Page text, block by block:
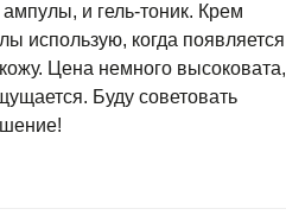
и гель-тоник. Крем
использую, когда появляется
Цена немного высоковата,
Буду советовать